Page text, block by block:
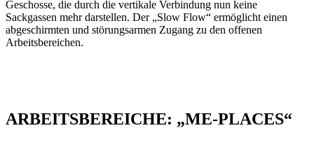
Geschosse, die durch die vertikale Verbindung nun keine
Sackgassen mehr darstellen. Der „Slow Flow“ ermöglicht einen
abgeschirmten und störungsarmen Zugang zu den offenen
Arbeitsbereichen.
ARBEITSBEREICHE: „ME-PLACES“